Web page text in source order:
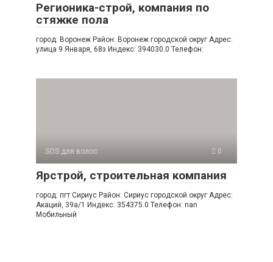
Регионика-строй, компания по
стяжке пола
город: Воронеж Район: Воронеж городской округ Адрес:
улица 9 Января, 68з Индекс: 394030.0 Телефон:
SOS для волос 0
Ярстрой, строительная компания
город: пгт Сириус Район: Сириус городской округ Адрес:
Акаций, 39а/1 Индекс: 354375.0 Телефон: nan
Мобильный